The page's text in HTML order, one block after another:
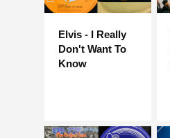
Elvis - I Really
Don't Want To
Know